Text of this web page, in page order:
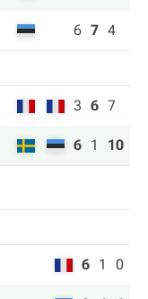
6 7 4
3 6 7
6 1 10
6 1 0